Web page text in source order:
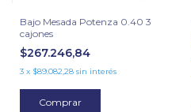
Bajo Mesada Potenza 0.40 3
cajones
$267.246,84
3 x $89.082,28 sin interés
Comprar